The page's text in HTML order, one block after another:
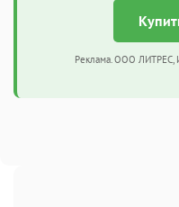
Реклама. ООО ЛИТРЕС,